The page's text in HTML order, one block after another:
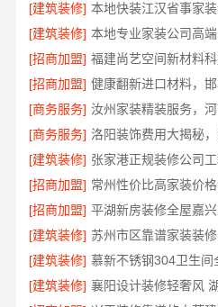
[建筑装修] 本地快装江汉省事家
[建筑装修]
[招商加盟]
[招商加盟]
[商务服务]
[商务服务]
[建筑装修]
[招商加盟]
[招商加盟]
[建筑装修]
[建筑装修] 慕新不锈钢304卫生间
[建筑装修]